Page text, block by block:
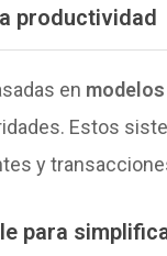
productividad
en
Estos
y
para